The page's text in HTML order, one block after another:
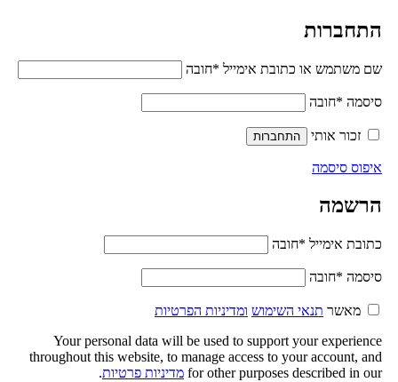
התחברות
שם משתמש או כתובת אימייל *חובה
סיסמה *חובה
זכור אותי התחברות
איפוס סיסמה
הרשמה
כתובת אימייל *חובה
סיסמה *חובה
מאשר תנאי השימוש ומדיניות הפרטיות
Your personal data will be used to support your experience
throughout this website, to manage access to your account, and
for other purposes described in our מדיניות פרטיות.